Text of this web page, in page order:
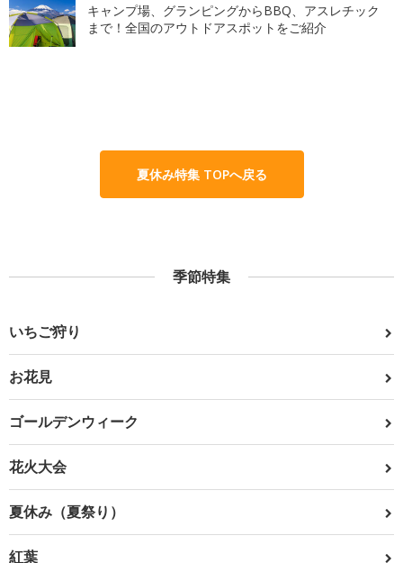
キャンプ場、グランピングからBBQ、アスレチック
まで！全国のアウトドアスポットをご紹介
夏休み特集 TOPへ戻る
季節特集
いちご狩り
お花見
ゴールデンウィーク
花火大会
夏休み（夏祭り）
紅葉